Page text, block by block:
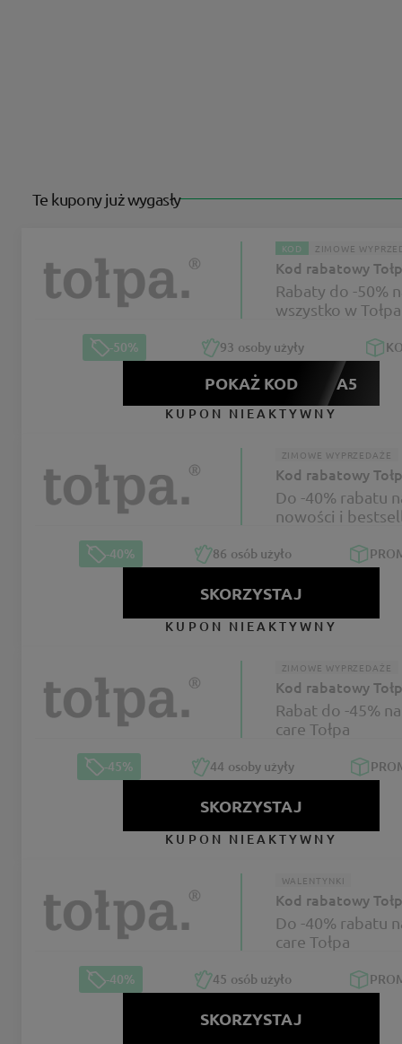
Te kupony już wygasły
KOD ZIMOWE
Kod rabatowy
Rabaty do -50%
wszystko w Tołpa
-50% 93 osoby użyły
POKAŻ KODTOLPA5
KUPON NIEAKTYWNY
ZIMOWE WYPRZEDAŻE
Kod rabatowy
Do -40% rabatu
nowości i
-40% 86 osób użyło
SKORZYSTAJ
KUPON NIEAKTYWNY
ZIMOWE WYPRZEDAŻE
Kod rabatowy
Rabat do -45%
care Tołpa
-45% 44 osoby użyły
SKORZYSTAJ
KUPON NIEAKTYWNY
WALENTYNKI
Kod rabatowy
Do -40% rabatu
care Tołpa
-40% 45 osób użyło
SKORZYSTAJ